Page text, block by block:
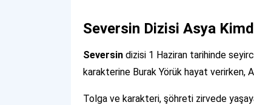
Seversin Dizisi Asya
Seversin dizisi 1 Haziran tarihinde
karakterine Burak Yörük hayat verirken,
Tolga ve karakteri, şöhreti zirvede